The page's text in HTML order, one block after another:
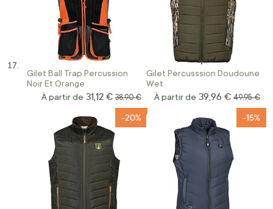
Gilet Ball Trap Percussion
Noir Et Orange
À partir de 31,12 € Prix normal
38,90 €
Gilet Percusssion Doudoune
Wet
À partir de 39,96 € Prix
49,95 €
-20% -15%